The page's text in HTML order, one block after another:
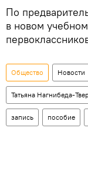
По
в новом
Общество Новости
Татьяна Нагнибеда-
запись пособие